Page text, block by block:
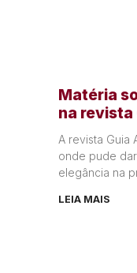
Matéria
na
A revista Guia
onde pude
elegância na
LEIA MAIS